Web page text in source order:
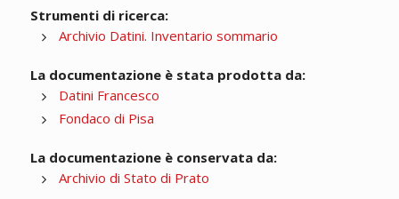
Strumenti di ricerca:
Archivio Datini. Inventario sommario
La documentazione è stata prodotta da:
Datini Francesco
Fondaco di Pisa
La documentazione è conservata da:
Archivio di Stato di Prato